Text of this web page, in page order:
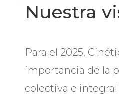
Nuestra
Para el 2025,
importancia de la
colectiva e